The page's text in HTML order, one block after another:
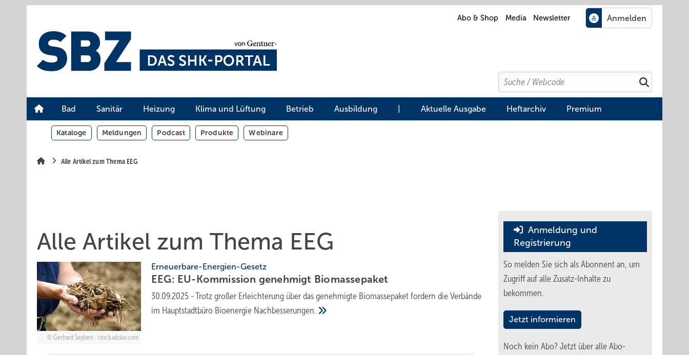
Abo & Shop Media Newsletter
Search
Suchen
Bad Sanitär Heizung Klima und Lüftung Betrieb Ausbildung Aktuelle Ausgabe Heftarchiv Premium
Kataloge Meldungen Podcast Produkte Webinare
Alle Artikel zum Thema EEG
Alle Artikel zum Thema EEG
Gerhard Seybert - stock.adobe.com
Erneuerbare-Energien-Gesetz
EEG: EU-Kommission geneh­migt Bio­masse­paket
30.09.2025 - Trotz großer Erleich­terung über das geneh­migte Bio­masse­paket fordern die Verbände
im Haupt­stadt­büro Bio­energie Nach­besse­rungen.
Anmeldung und
Registrierung
So melden Sie sich als Abonnent an, um
Zugriff auf alle Zusatz-Inhalte zu
bekommen.
Jetzt informieren
Noch kein Abo? Jetzt über alle Abo-